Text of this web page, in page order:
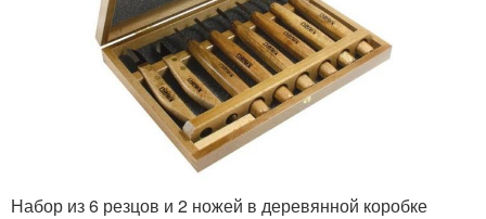
Набор из 6 резцов и 2 ножей в деревянной коробке